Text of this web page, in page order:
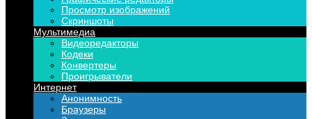
Просмотр изображений
Скриншоты
Мультимедиа
Видеоредакторы
Кодеки
Конвертеры
Проигрыватели
Интернет
Анонимность
Браузеры